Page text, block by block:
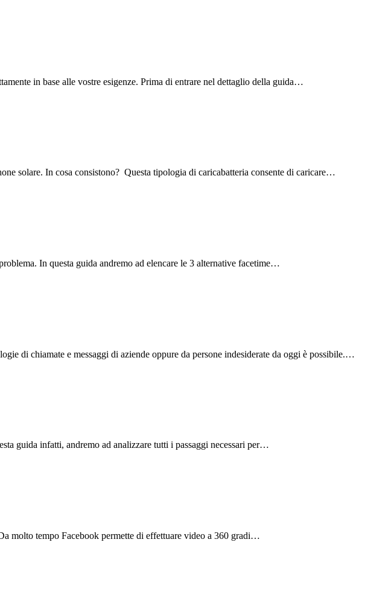
in base alle vostre esigenze. Prima di entrare nel dettaglio della guida…
solare. In cosa consistono? Questa tipologia di caricabatteria consente di caricare…
In questa guida andremo ad elencare le 3 alternative facetime…
di chiamate e messaggi di aziende oppure da persone indesiderate da oggi è possibile.…
guida infatti, andremo ad analizzare tutti i passaggi necessari per…
molto tempo Facebook permette di effettuare video a 360 gradi…